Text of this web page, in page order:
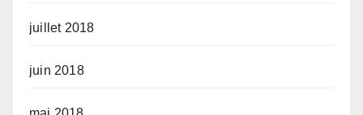
juillet 2018
juin 2018